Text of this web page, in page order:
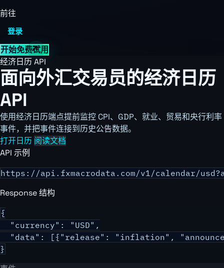
前往
登录
开始免费试用
经济日历 API
面向外汇交易员的经济日历
API
使用经济日历端点提前监控 CPI、GDP、就业、贸易和央行利率
事件，并把事件连接到历史公告数据。
打开日历 阅读文档
API 示例
https://api.fxmacrodata.com/v1/calendar/
Response 结构
{
  "currency": "USD",
"data": [{"release": "inflation",
}